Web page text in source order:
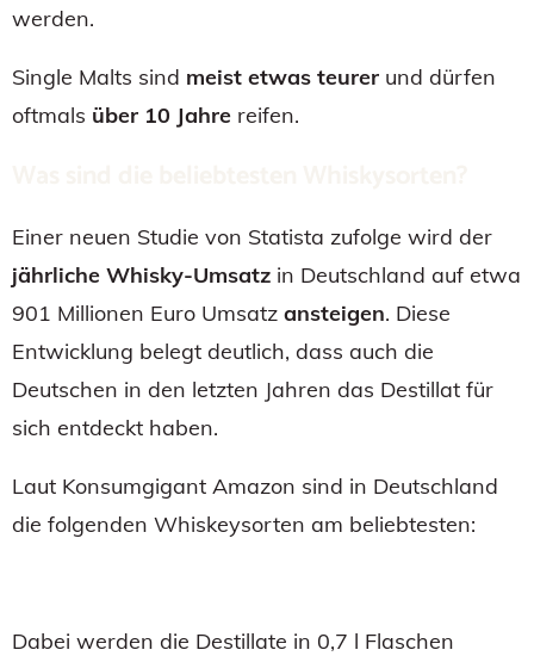
werden.
Single Malts sind meist etwas teurer und dürfen
oftmals über 10 Jahre reifen.
Einer neuen Studie von Statista zufolge wird der
jährliche Whisky-Umsatz in Deutschland auf etwa
901 Millionen Euro Umsatz ansteigen. Diese
Entwicklung belegt deutlich, dass auch die
Deutschen in den letzten Jahren das Destillat für
sich entdeckt haben.
Laut Konsumgigant Amazon sind in Deutschland
die folgenden Whiskeysorten am beliebtesten:
Dabei werden die Destillate in 0,7 l Flaschen